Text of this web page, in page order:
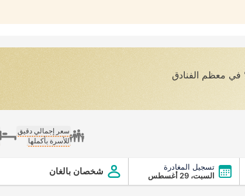
في معظم الفنادق
سعر إجمالي دقيق
للأسرة بأكملها
تسجيل المغادرة
السبت، 29 أغسطس
شخصان بالغان